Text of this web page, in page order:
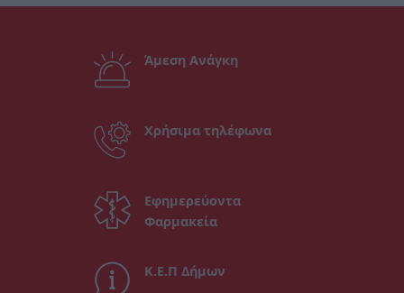
Άμεση Ανάγκη
Χρήσιμα τηλέφωνα
Εφημερεύοντα
Φαρμακεία
Κ.Ε.Π Δήμων